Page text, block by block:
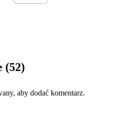
(52)
aby dodać komentarz.